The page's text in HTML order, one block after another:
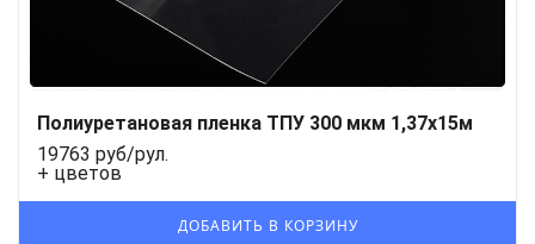
Полиуретановая пленка ТПУ 300 мкм 1,37x15м
19763 руб/рул.
+ цветов